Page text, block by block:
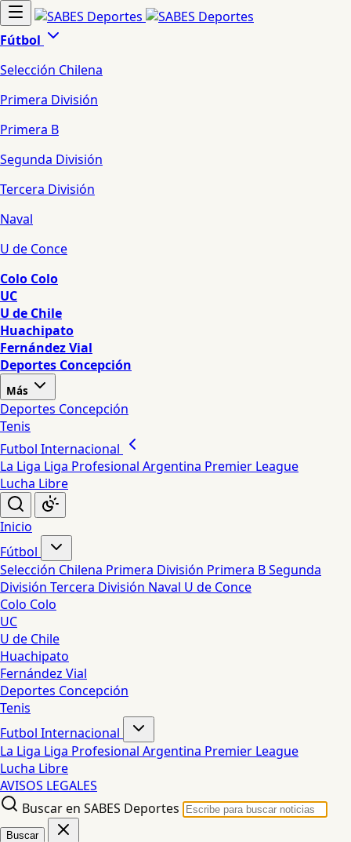
Fútbol
Selección Chilena
Primera División
Primera B
Segunda División
Tercera División
Naval
U de Conce
Colo Colo
UC
U de Chile
Huachipato
Fernández Vial
Deportes Concepción
Más
Deportes Concepción
Tenis
Futbol Internacional
La Liga Liga Profesional Argentina Premier League
Lucha Libre
Inicio
Fútbol
Selección Chilena Primera División Primera BSegunda
División Tercera División Naval U de Conce
Colo Colo
UC
U de Chile
Huachipato
Fernández Vial
Deportes Concepción
Tenis
Futbol Internacional
La Liga Liga Profesional Argentina Premier League
Lucha Libre
AVISOS LEGALES
Buscar en SABES Deportes
Buscar